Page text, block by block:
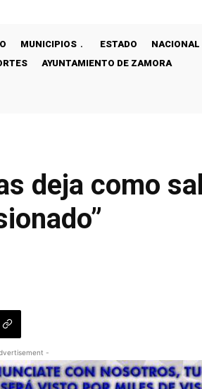
MUNICIPIOS ESTADO NACIONAL
AYUNTAMIENTO DE ZAMORA
deja como
-